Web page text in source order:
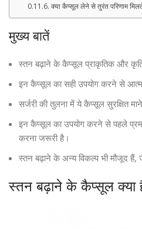
क्या कैप्सूल लेने से तुरंत परिणाम
मुख्य बातें
स्तन बढ़ाने के कैप्सूल प्राकृतिक और
इन कैप्सूल का सही उपयोग करने से
सर्जरी की तुलना में ये कैप्सूल सुरक्षित
इन कैप्सूल का उपयोग करने से पहले
करना जरूरी है।
स्तन बढ़ाने के अन्य विकल्प भी मौजूद हैं,
स्तन बढ़ाने के कैप्सूल क्या